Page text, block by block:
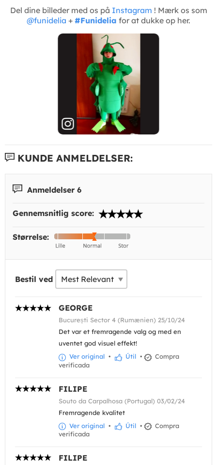
Del dine billeder med os på Instagram ! Mærk os som
@funidelia + #Funidelia for at dukke op her.
KUNDE ANMELDELSER:
Anmeldelser 6
Gennemsnitlig score:
Størrelse:
Bestil ved
GEORGE
București Sector 4 (Rumænien) 25/10/24
Det var et fremragende valg og med en
uventet god visuel effekt!
Ver original • Útil •
Compra
verificada
FILIPE
Souto da Carpalhosa (Portugal) 03/02/24
Fremragende kvalitet
Ver original • Útil •
Compra
verificada
FILIPE